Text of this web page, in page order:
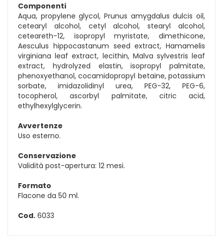
Componenti
Aqua, propylene glycol, Prunus amygdalus dulcis oil,
cetearyl alcohol, cetyl alcohol, stearyl alcohol,
ceteareth-12, isopropyl myristate, dimethicone,
Aesculus hippocastanum seed extract, Hamamelis
virginiana leaf extract, lecithin, Malva sylvestris leaf
extract, hydrolyzed elastin, isopropyl palmitate,
phenoxyethanol, cocamidopropyl betaine, potassium
sorbate, imidazolidinyl urea, PEG-32, PEG-6,
tocopherol, ascorbyl palmitate, citric acid,
ethylhexylglycerin.
Avvertenze
Uso esterno.
Conservazione
Validità post-apertura: 12 mesi.
Formato
Flacone da 50 ml.
Cod. 6033